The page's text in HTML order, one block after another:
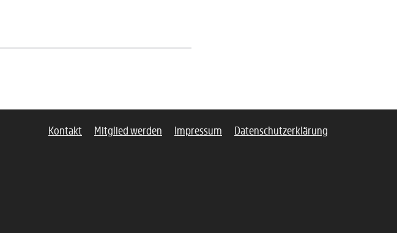
Kontakt Mitglied werden Impressum Datenschutzerklärung